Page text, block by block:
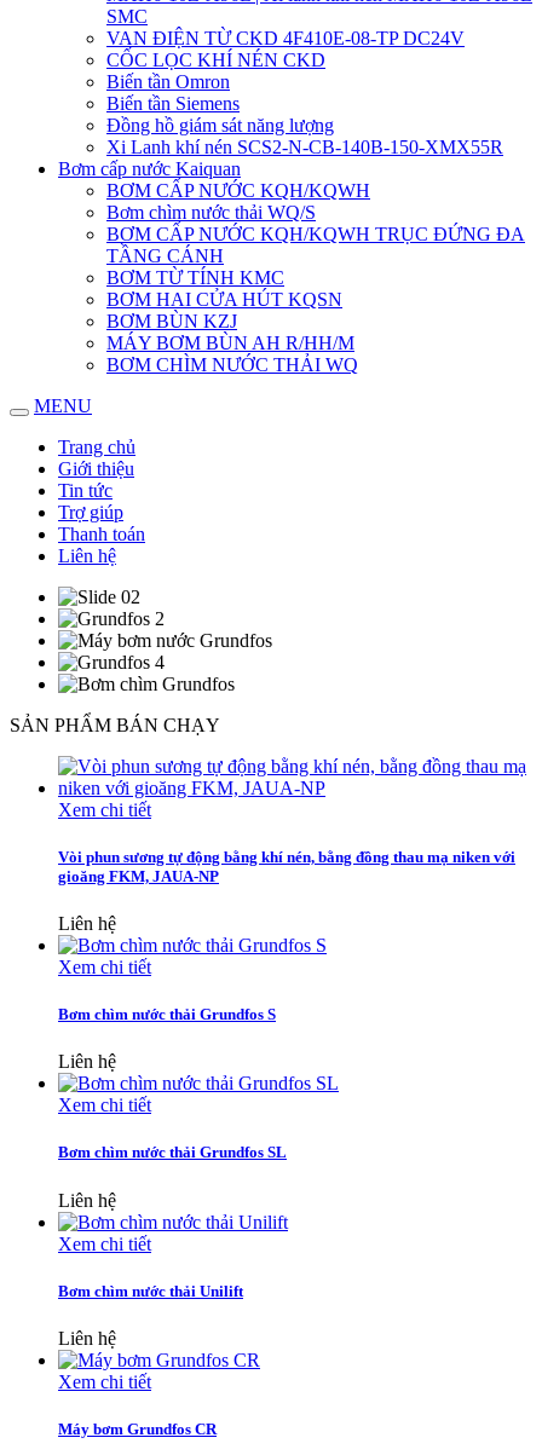
SMC
VAN ĐIỆN TỪ CKD 4F410E-08-TP DC24V
CỐC LỌC KHÍ NÉN CKD
Biến tần Omron
Biến tần Siemens
Đồng hồ giám sát năng lượng
Xi Lanh khí nén SCS2-N-CB-140B-150-XMX55R
Bơm cấp nước Kaiquan
BƠM CẤP NƯỚC KQH/KQWH
Bơm chìm nước thải WQ/S
BƠM CẤP NƯỚC KQH/KQWH TRỤC ĐỨNG ĐA
TẦNG CÁNH
BƠM TỪ TÍNH KMC
BƠM HAI CỬA HÚT KQSN
BƠM BÙN KZJ
MÁY BƠM BÙN AH R/HH/M
BƠM CHÌM NƯỚC THẢI WQ
MENU
Trang chủ
Giới thiệu
Tin tức
Trợ giúp
Thanh toán
Liên hệ
SẢN PHẨM BÁN CHẠY
Xem chi tiết
Vòi phun sương tự động bằng khí nén, bằng đồng thau mạ niken với
gioăng FKM, JAUA-NP
Liên hệ
Xem chi tiết
Bơm chìm nước thải Grundfos S
Liên hệ
Xem chi tiết
Bơm chìm nước thải Grundfos SL
Liên hệ
Xem chi tiết
Bơm chìm nước thải Unilift
Liên hệ
Xem chi tiết
Máy bơm Grundfos CR